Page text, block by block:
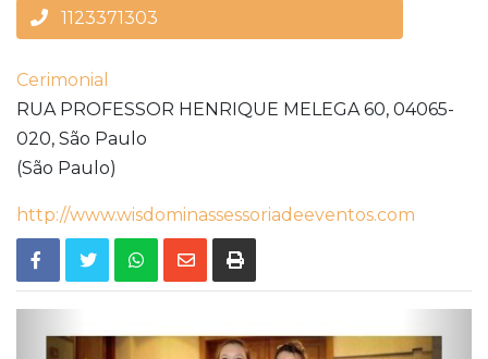
1123371303
Cerimonial
RUA PROFESSOR HENRIQUE MELEGA 60, 04065-
020, São Paulo
(São Paulo)
http://www.wisdominassessoriadeeventos.com